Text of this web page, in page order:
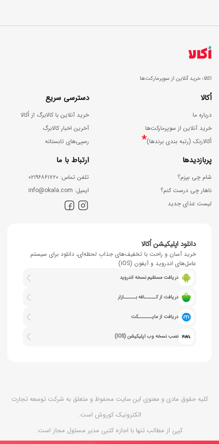
اکالا؛ خرید آنلاین از سوپرمارکت‌ها
اُکالا
درباره ما
خرید آنلاین از سوپرمارکت‌ها
اُکالارنک (رتبه بندی برندها)*
دسترسی سریع
خرید آنلاین با کالابرگ از اُکالا
آخرین اخبار کالابرگ
رسپی‌های تابستانه
پربازدیدها
شام چی بپزم؟
ناهار چی درست کنم؟
لیست غذای جدید
ارتباط با ما
ﺗﻠﻔﻦ ﺗﻤﺎس: ۰۲۱۹۶۸۶۱۷۲۰
اﯾﻤﯿﻞ: info@okala.com
دانلود اپلیکیشن اُکالا
خرید آسان و راحت با تخفیف‌های جذابِ لحظه‌ای، دانلود برای سیستم
عامل‌های اندروید و آیفون (iOS)
دریافت مستقیم نسخه اندروید
دریافت از کــــــافه بــــــازار
دریافت از مایـــــــکت
نصب نسخه وب اپلیکیشن (IOS)
کلیه حقوق مادی و معنوی این سایت محفوظ و متعلق به شرکت توسعه تجارت
الکترونیک کوروش است.
کپی از مطالب تنها با اجازه کتبی مدیر مسئول مجاز است.